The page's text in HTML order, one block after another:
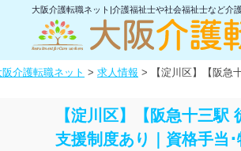
大阪介護転職ネット|介護福祉士や社会福祉士など介
阪介護転職ネット > 求人情報 > 【淀川区】【阪
【淀川区】【阪急十三
支援制度あり｜資格手当